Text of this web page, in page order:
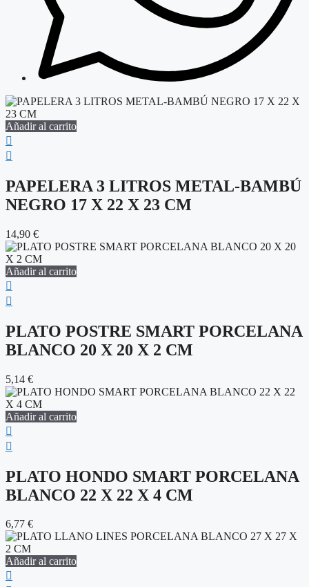
Añadir al carrito
PAPELERA 3 LITROS METAL-BAMBÚ
NEGRO 17 X 22 X 23 CM
14,90 €
Añadir al carrito
PLATO POSTRE SMART PORCELANA
BLANCO 20 X 20 X 2 CM
5,14 €
Añadir al carrito
PLATO HONDO SMART PORCELANA
BLANCO 22 X 22 X 4 CM
6,77 €
Añadir al carrito